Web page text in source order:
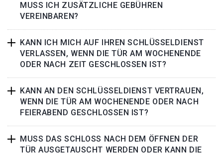
MUSS ICH ZUSÄTZLICHE GEBÜHREN
VEREINBAREN?
KANN ICH MICH AUF IHREN SCHLÜSSELDIENST
VERLASSEN, WENN DIE TÜR AM WOCHENENDE
ODER NACH ZEIT GESCHLOSSEN IST?
KANN AN DEN SCHLÜSSELDIENST VERTRAUEN,
WENN DIE TÜR AM WOCHENENDE ODER NACH
FEIERABEND GESCHLOSSEN IST?
MUSS DAS SCHLOSS NACH DEM ÖFFNEN DER
TÜR AUSGETAUSCHT WERDEN ODER KANN DIE